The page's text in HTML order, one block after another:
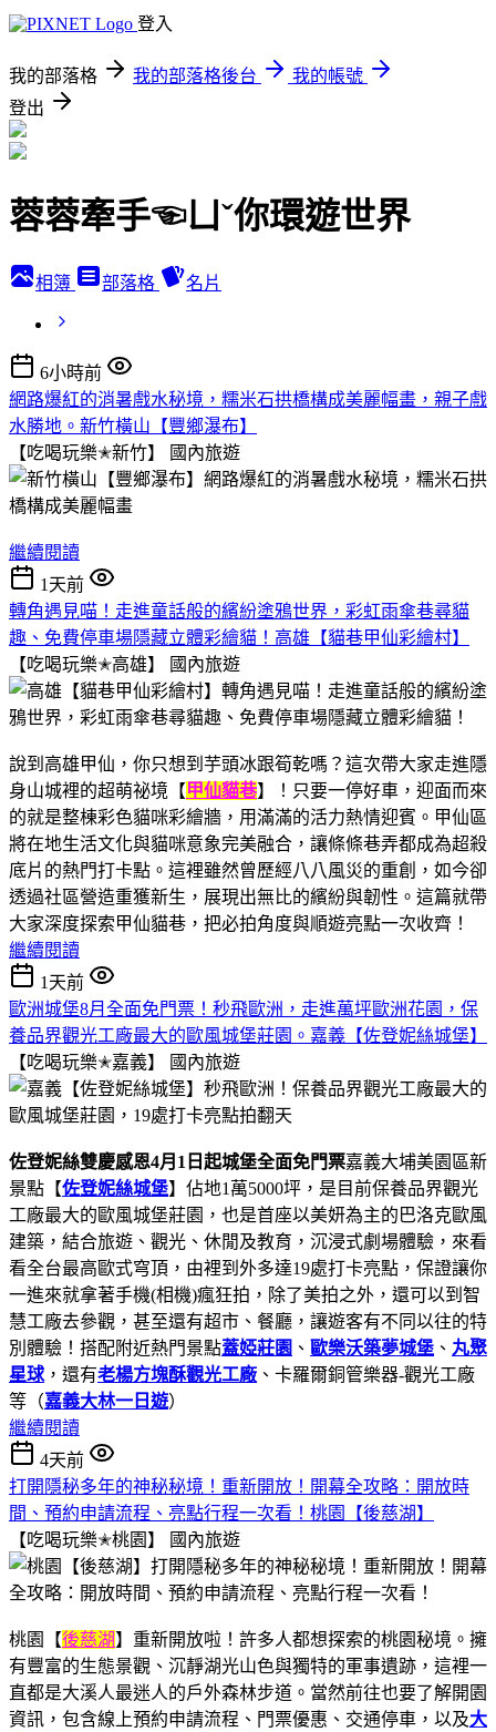
登入
我的部落格 我的部落格後台
我的帳號
登出
蓉蓉牽手☜ㄩˇ你環遊世界
相簿 部落格 名片
6小時前
網路爆紅的消暑戲水秘境，糯米石拱橋構成美麗幅畫，親子戲
水勝地。新竹橫山【豐鄉瀑布】
【吃喝玩樂✭新竹】
國內旅遊
繼續閱讀
1天前
轉角遇見喵！走進童話般的繽紛塗鴉世界，彩虹雨傘巷尋貓
趣、免費停車場隱藏立體彩繪貓！高雄【貓巷甲仙彩繪村】
【吃喝玩樂✭高雄】
國內旅遊
說到高雄甲仙，你只想到芋頭冰跟筍乾嗎？這次帶大家走進隱
身山城裡的超萌祕境【甲仙貓巷】！只要一停好車，迎面而來
的就是整棟彩色貓咪彩繪牆，用滿滿的活力熱情迎賓。甲仙區
將在地生活文化與貓咪意象完美融合，讓條條巷弄都成為超殺
底片的熱門打卡點。這裡雖然曾歷經八八風災的重創，如今卻
透過社區營造重獲新生，展現出無比的繽紛與韌性。這篇就帶
大家深度探索甲仙貓巷，把必拍角度與順遊亮點一次收齊！
繼續閱讀
1天前
歐洲城堡8月全面免門票！秒飛歐洲，走進萬坪歐洲花園，保
養品界觀光工廠最大的歐風城堡莊園。嘉義【佐登妮絲城堡】
【吃喝玩樂✭嘉義】
國內旅遊
佐登妮絲雙慶感恩4月1日起城堡全面免門票嘉義大埔美園區新
景點【佐登妮絲城堡】佔地1萬5000坪，是目前保養品界觀光
工廠最大的歐風城堡莊園，也是首座以美妍為主的巴洛克歐風
建築，結合旅遊、觀光、休閒及教育，沉浸式劇場體驗，來看
看全台最高歐式穹頂，由裡到外多達19處打卡亮點，保證讓你
一進來就拿著手機(相機)瘋狂拍，除了美拍之外，還可以到智
慧工廠去參觀，甚至還有超市、餐廳，讓遊客有不同以往的特
別體驗！搭配附近熱門景點蓋婭莊園 、 歐樂沃築夢城堡 、 丸聚
星球 ，還有老楊方塊酥觀光工廠 、卡羅爾銅管樂器-觀光工廠
等（嘉義大林一日遊）
繼續閱讀
4天前
打開隱秘多年的神秘秘境！重新開放！開幕全攻略：開放時
間、預約申請流程、亮點行程一次看！桃園【後慈湖】
【吃喝玩樂✭桃園】
國內旅遊
桃園【後慈湖】重新開放啦！許多人都想探索的桃園秘境。擁
有豐富的生態景觀、沉靜湖光山色與獨特的軍事遺跡，這裡一
直都是大溪人最迷人的戶外森林步道。當然前往也要了解開園
資訊，包含線上預約申請流程、門票優惠、交通停車，以及大